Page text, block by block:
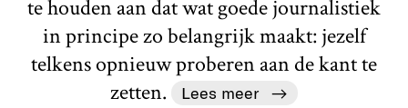
te houden aan dat wat goede journalistiek
in principe zo belangrijk maakt: jezelf
telkens opnieuw proberen aan de kant te
zetten.
Lees meer